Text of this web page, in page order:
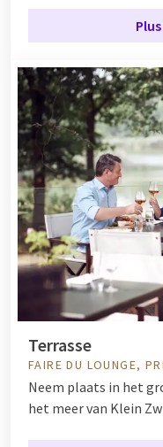
Terrasse
FAIRE DU LOUNGE,
Neem plaats in het
het meer van Klein